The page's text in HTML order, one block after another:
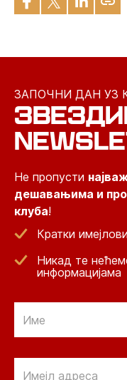
ЗАПОЧНИ ДАН УЗ
Не пропусти
дешавањима и
клуба!
Кратки
Никад те
информацијама